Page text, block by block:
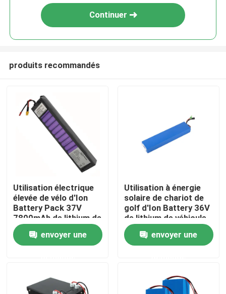
Produits
vidéos
Continuer
produits recommandés
Utilisation électrique
élevée de vélo d'Ion
Battery Pack 37V
7800mAh de lithium de
capacité de BMX
envoyer une
Utilisation à énergie
solaire de chariot de
golf d'Ion Battery 36V
de lithium de véhicule
électrique de LFP
envoyer une